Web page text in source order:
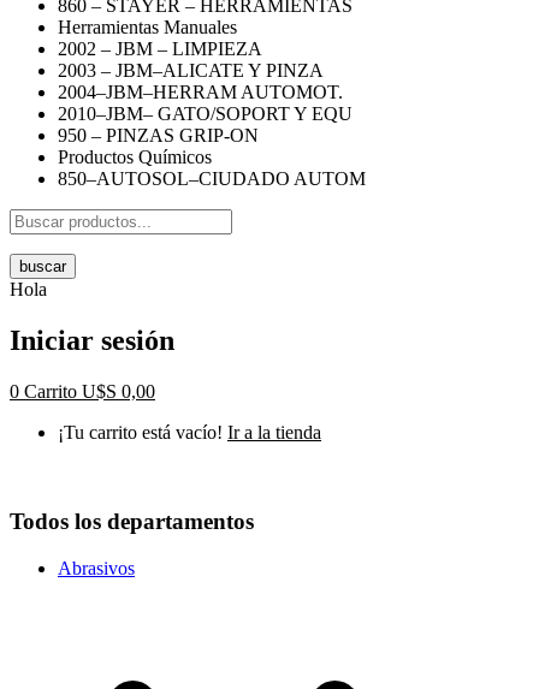
860 – STAYER – HERRAMIENTAS
Herramientas Manuales
2002 – JBM – LIMPIEZA
2003 – JBM–ALICATE Y PINZA
2004–JBM–HERRAM AUTOMOT.
2010–JBM– GATO/SOPORT Y EQU
950 – PINZAS GRIP-ON
Productos Químicos
850–AUTOSOL–CIUDADO AUTOM
buscar
Hola
Iniciar sesión
0 Carrito U$S 0,00
¡Tu carrito está vacío! Ir a la tienda
Todos los departamentos
Abrasivos